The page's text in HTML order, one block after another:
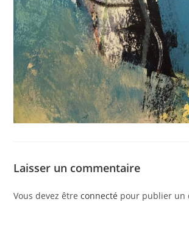
Laisser un commentaire
Vous devez êtreconnecté pour publier un